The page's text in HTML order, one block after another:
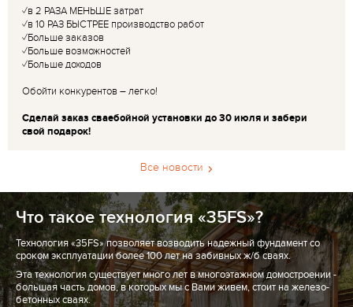
✓в 2 РАЗА МЕНЬШЕ затрат
✓в 10 РАЗ БЫСТРЕЕ производство работ
✓Больше заказов
✓Больше возможностей
✓Больше доходов
Обойти конкурентов – легко!
Сделай заказ сваебойной установки до 30 июля и забери
свой подарок!
Все новости
Что такое технология «35FS»?
Технология «35FS» позволяет возводить надежный фундамент со
сроком эксплуатации более 100 лет на забивных ж/б сваях.
Эта технология существует много лет в многоэтажном домостроении -
большая часть домов, в которых мы с Вами живем, стоит на железо-
бетонных сваях.